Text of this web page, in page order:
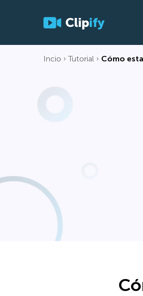
Clipify
Incio Tutorial Cómo